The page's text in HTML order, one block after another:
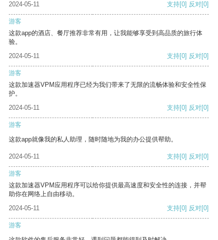
2024-05-11
支持[0] 反对[0]
游客
这款app的酒店、餐厅推荐非常有用，让我能够享受到高品质的旅行体
验。
2024-05-11
支持[0] 反对[0]
游客
这款加速器VPM应用程序已经为我们带来了无限的流畅体验和安全性保
护。
2024-05-11
支持[0] 反对[0]
游客
这款app就像我的私人助理，随时随地为我的办公提供帮助。
2024-05-11 支持[0] 反对[0]
游客
这款加速器VPM应用程序可以给你提供最高速度和安全性的连接，并帮
助你在网络上自由移动。
2024-05-11
支持[0] 反对[0]
游客